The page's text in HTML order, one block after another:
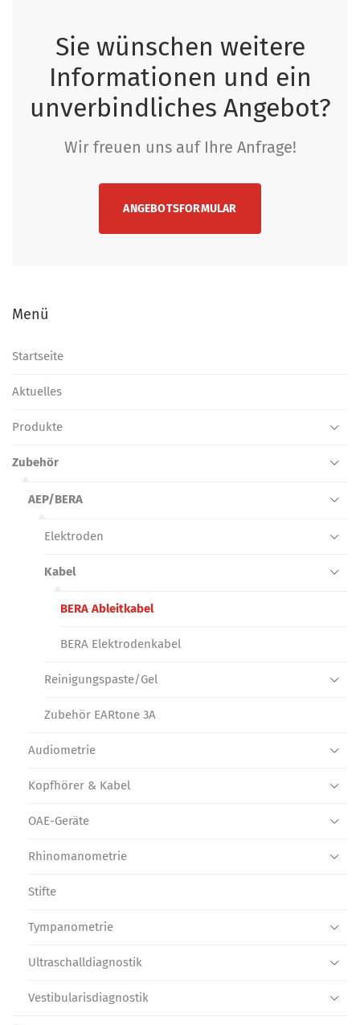
Sie wünschen weitere
Informationen und ein
unverbindliches Angebot?
Wir freuen uns auf Ihre Anfrage!
ANGEBOTSFORMULAR
Menü
Startseite
Aktuelles
Produkte
Zubehör
AEP/BERA
Elektroden
Kabel
BERA Ableitkabel
BERA Elektrodenkabel
Reinigungspaste/Gel
Zubehör EARtone 3A
Audiometrie
Kopfhörer & Kabel
OAE-Geräte
Rhinomanometrie
Stifte
Tympanometrie
Ultraschall­diagnostik
Vestibularis­diagnostik